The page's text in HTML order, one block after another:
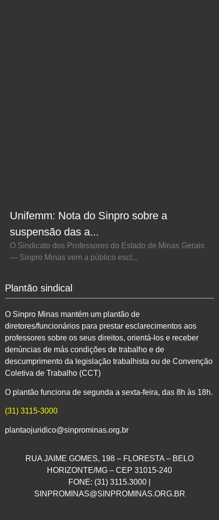
Unifemm: Nota do Sinpro sobre a
suspensão das a...
O Sindicato dos Professores do Estado de Minas Gerais
— Sinpro Minas vem a público escl...
Plantão sindical
O Sinpro Minas mantém um plantão de
diretores/funcionários para prestar esclarecimentos aos
professores sobre os seus direitos, orientá-los e receber
denúncias de más condições de trabalho e de
descumprimento da legislação trabalhista ou de Convenção
Coletiva de Trabalho (CCT)
O plantão funciona de segunda a sexta-feira, das 8h às 18h.
(31) 3115-3000
plantaojuridico@sinprominas.org.br
RUA JAIME GOMES, 198 – FLORESTA – BELO
HORIZONTE/MG – CEP 31015-240
FONE: (31) 3115.3000 |
SINPROMINAS@SINPROMINAS.ORG.BR